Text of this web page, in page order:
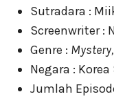
Sutradara :
Screenwriter :
Genre :
Negara :
Jumlah